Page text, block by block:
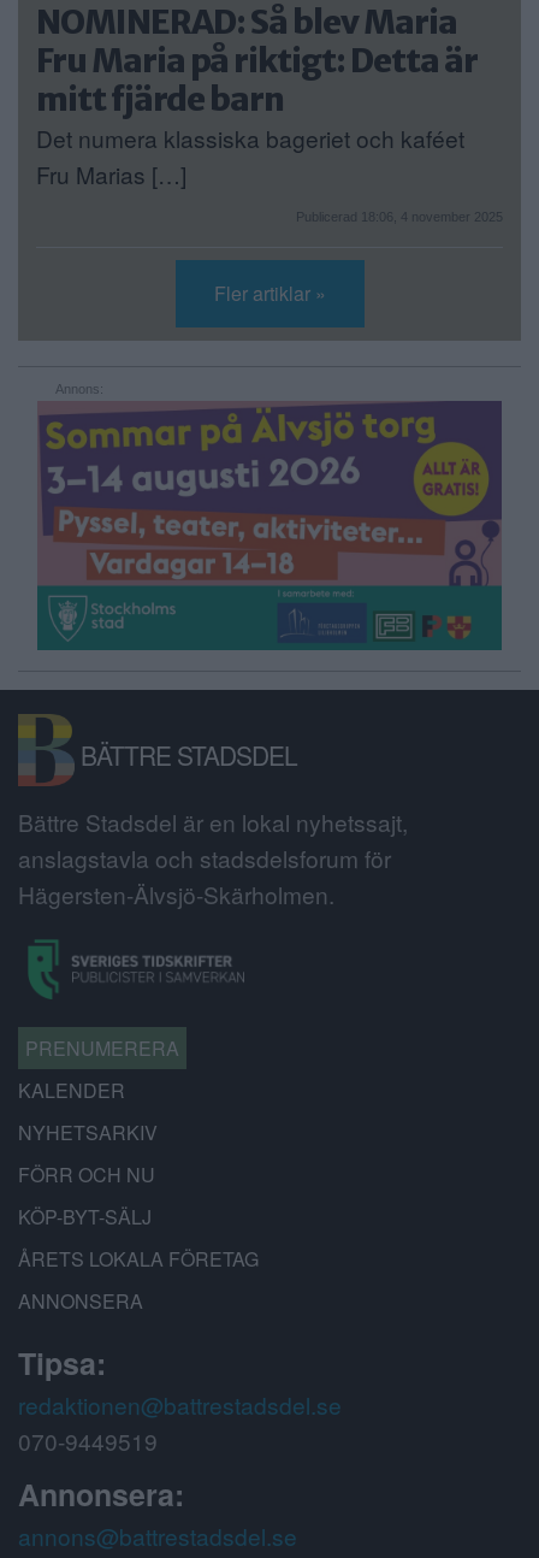
NOMINERAD: Så blev Maria
Fru Maria på riktigt: Detta är
mitt fjärde barn
Det numera klassiska bageriet och kaféet
Fru Marias […]
Publicerad 18:06, 4 november 2025
Fler artiklar »
Annons:
BÄTTRE STADSDEL
Bättre Stadsdel är en lokal nyhetssajt,
anslagstavla och stadsdelsforum för
Hägersten-Älvsjö-Skärholmen.
PRENUMERERA
KALENDER
NYHETSARKIV
FÖRR OCH NU
KÖP-BYT-SÄLJ
ÅRETS LOKALA FÖRETAG
ANNONSERA
Tipsa:
redaktionen@battrestadsdel.se
070-9449519
Annonsera:
annons@battrestadsdel.se